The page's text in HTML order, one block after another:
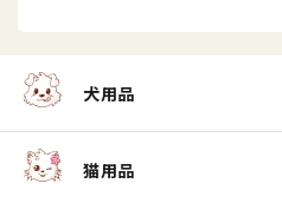
犬用品
猫用品